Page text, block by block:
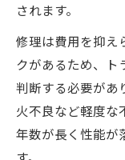
されます。
修理は費用を抑え
クがあるため、ト
判断する必要があ
火不良など軽度な
年数が長く性能が